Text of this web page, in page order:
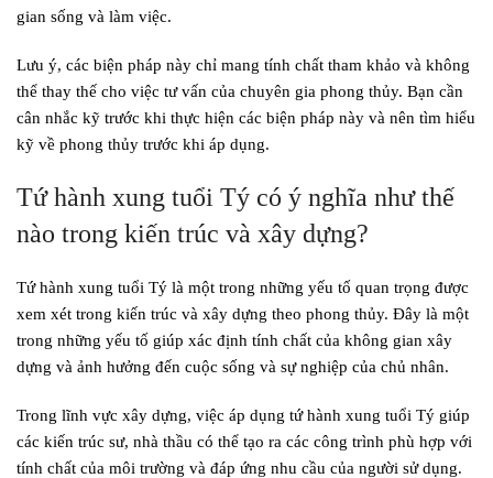
gian sống và làm việc.
Lưu ý, các biện pháp này chỉ mang tính chất tham khảo và không
thể thay thế cho việc tư vấn của chuyên gia phong thủy. Bạn cần
cân nhắc kỹ trước khi thực hiện các biện pháp này và nên tìm hiểu
kỹ về phong thủy trước khi áp dụng.
Tứ hành xung tuổi Tý có ý nghĩa như thế
nào trong kiến trúc và xây dựng?
Tứ hành xung tuổi Tý là một trong những yếu tố quan trọng được
xem xét trong kiến trúc và xây dựng theo phong thủy. Đây là một
trong những yếu tố giúp xác định tính chất của không gian xây
dựng và ảnh hưởng đến cuộc sống và sự nghiệp của chủ nhân.
Trong lĩnh vực xây dựng, việc áp dụng tứ hành xung tuổi Tý giúp
các kiến trúc sư, nhà thầu có thể tạo ra các công trình phù hợp với
tính chất của môi trường và đáp ứng nhu cầu của người sử dụng.